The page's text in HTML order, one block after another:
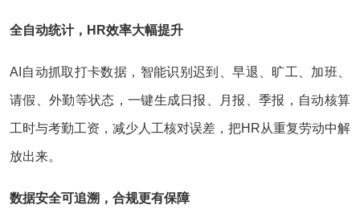
全自动统计，HR效率大幅提升
AI自动抓取打卡数据，智能识别迟到、早退、旷工、加班、
请假、外勤等状态，一键生成日报、月报、季报，自动核算
工时与考勤工资，减少人工核对误差，把HR从重复劳动中解
放出来。
数据安全可追溯，合规更有保障